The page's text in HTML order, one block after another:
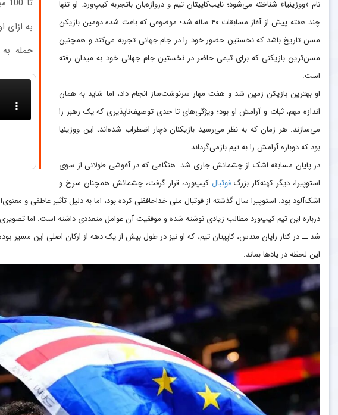
به ازای اولین
حمله
نام «ووزینیا» شناخته می‌شود؛ نایب‌کاپیتان تیم و دروازه‌بان باتجربه کیپ‌ورد. او تنها
چند هفته پیش از آغاز مسابقات ۴۰ ساله شد؛ موضوعی که باعث شده دومین بازیکن
مسن تاریخ باشد که نخستین حضور خود را در جام جهانی تجربه می‌کند و همچنین
مسن‌ترین بازیکنی که برای تیمی حاضر در نخستین جام جهانی خود به میدان رفته
است.
او بهترین بازیکن زمین شد و هفت مهار سرنوشت‌ساز انجام داد، اما شاید به همان
اندازه مهم، ثبات و آرامش او بود؛ ویژگی‌های تا حدی توصیف‌ناپذیری که یک رهبر را
می‌سازند. هر زمان که به نظر می‌رسید بازیکنان دچار اضطراب شده‌اند، این ووزینیا
بود که دوباره آرامش را به تیم بازمی‌گرداند.
در پایان مسابقه اشک از چشمانش جاری شد. هنگامی که در آغوشی طولانی از سوی
استوپیرا، دیگر کهنه‌کار بزرگفوتبال کیپ‌ورد، قرار گرفت، چشمانش همچنان سرخ و
اشک‌آلود بود. استوپیرا سال گذشته از فوتبال ملی خداحافظی کرده بود، اما به دلیل تأثیر عاطفی و
درباره این تیم کیپ‌ورد مطالب زیادی نوشته شده و موفقیت آن عوامل متعددی داشته است. اما
شد ــ در کنار رایان مندس، کاپیتان تیم، که او نیز در طول بیش از یک دهه از ارکان اصلی این مسیر
این لحظه در یادها بماند.